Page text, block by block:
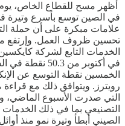
أظهر مسح للقطاع الخاص،
في الصين توسع بأسرع وتيرة
علامات مبكرة على أن حملة
تحسين ظروف العمل. وإرتفع
في أكتوبر من
الخمسين نقطة التوسع عن
رويترز. ويتوافق ذلك مع
التي صدرت الأسبوع الماضي،
التصنيعي بما في ذلك الخدمات